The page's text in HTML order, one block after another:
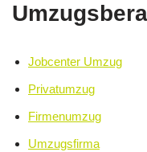
Jobcenter Umzug
Privatumzug
Firmenumzug
Umzugsfirma